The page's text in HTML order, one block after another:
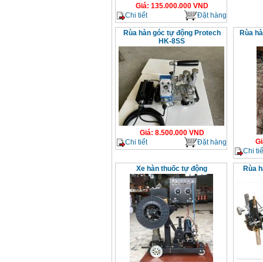
Giá: 135.000.000VND
Chi tiết
Đặt hàng
Rùa hàn góc tự động Protech
HK-8SS
Giá: 8.500.000VND
Chi tiết
Đặt hàng
Rùa
Chi
Xe hàn thuốc tự động Rùa